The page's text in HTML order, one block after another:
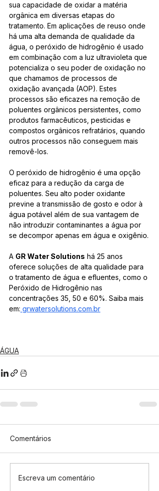
sua capacidade de oxidar a matéria
orgânica em diversas etapas do
tratamento. Em aplicações de reuso onde
há uma alta demanda de qualidade da
água, o peróxido de hidrogênio é usado
em combinação com a luz ultravioleta que
potencializa o seu poder de oxidação no
que chamamos de processos de
oxidação avançada (AOP). Estes
processos são eficazes na remoção de
poluentes orgânicos persistentes, como
produtos farmacêuticos, pesticidas e
compostos orgânicos refratários, quando
outros processos não conseguem mais
removê-los.
O peróxido de hidrogênio é uma opção
eficaz para a redução da carga de
poluentes. Seu alto poder oxidante
previne a transmissão de gosto e odor à
água potável além de sua vantagem de
não introduzir contaminantes a água por
se decompor apenas em água e oxigênio.
A GR Water Solutions há 25 anos
oferece soluções de alta qualidade para
o tratamento de água e efluentes, como o
Peróxido de Hidrogênio nas
concentrações 35, 50 e 60%. Saiba mais
em: grwatersolutions.com.br
ÁGUA
Comentários
Escreva um comentário